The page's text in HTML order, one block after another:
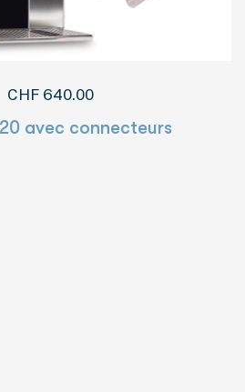
CHF 640.00
avec connecteurs